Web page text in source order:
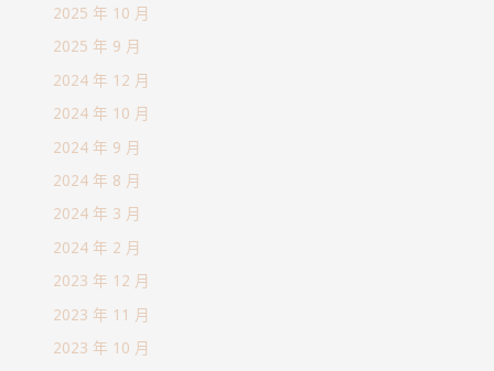
2025 年 10 月
2025 年 9 月
2024 年 12 月
2024 年 10 月
2024 年 9 月
2024 年 8 月
2024 年 3 月
2024 年 2 月
2023 年 12 月
2023 年 11 月
2023 年 10 月